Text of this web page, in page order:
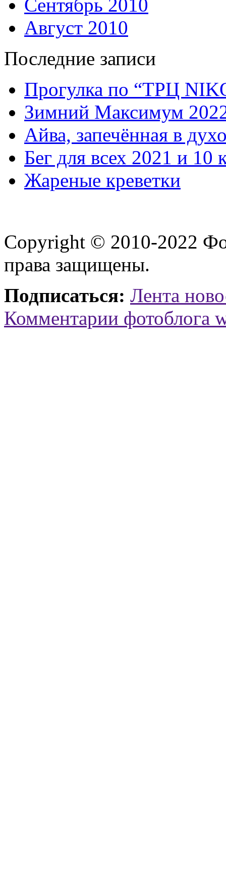
Сентябрь 2010
Август 2010
Последние записи
Прогулка по “ТРЦ
Зимний Максимум
Айва, запечённая в
Бег для всех 2021 и 10
Жареные креветки
Copyright © 2010-2022
права защищены.
Подписаться: Лента
Комментарии фотоблога